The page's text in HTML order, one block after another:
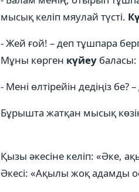
мысық келіп мяулай түсті.
- Жей ғой! – деп тұшпара
Мұны көрген күйеу баласы:
- Мені өлтірейін дедіңіз
Бұрышта жатқан мысық
Қызы әкесіне келіп: «Әке,
Әкесі: «Ақылы жоқ адамды